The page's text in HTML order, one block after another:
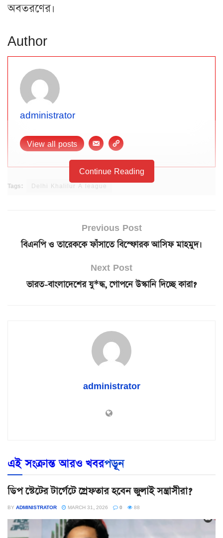
অবতরণের।
Author
administrator
View all posts
Continue Reading
Tags: Delhi Khalilur A league
Previous Post
বিএনপি ও তারেককে ফাঁসাতে বিস্ফোরক আসিফ মাহমুদ।
Next Post
ভারত-বাংলাদেশের যু*দ্ধ, গোপনে উস্কানি দিচ্ছে কারা?
administrator
এই সংক্রান্ত আরও খবরপড়ূন
ডিপ স্টেটের টার্গেটে গ্রেফতার হবেন জুলাই সন্ত্রাসীরা?
BY ADMINISTRATOR MARCH 31, 2026 0 88